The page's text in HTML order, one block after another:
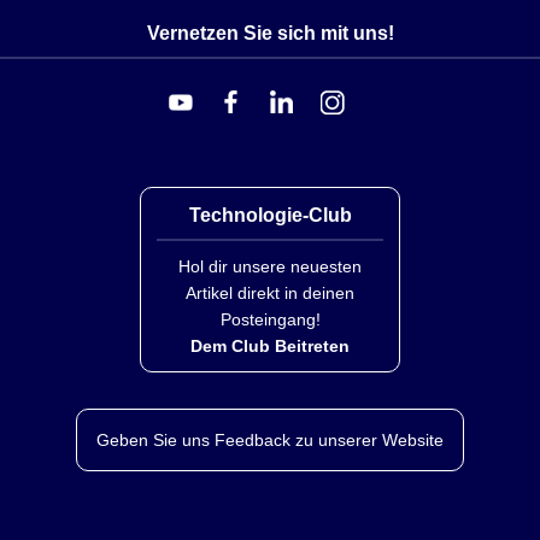
kondensierendVernetzen Sie sich mit uns!
Technologie-Club
Hol dir unsere neuesten
Artikel direkt in deinen
Posteingang!
Dem Club Beitreten
Geben Sie uns Feedback zu unserer Website